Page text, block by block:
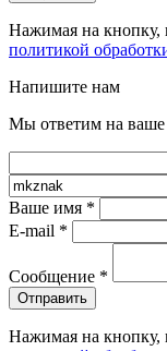
Нажимая на кнопку,
политикой
Напишите нам
Мы ответим на ваше
Ваше имя *
E-mail *
Сообщение *
Нажимая на кнопку,